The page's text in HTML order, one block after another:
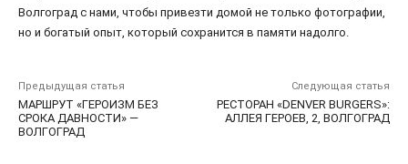
Волгоград с нами, чтобы привезти домой не только фотографии,
но и богатый опыт, который сохранится в памяти надолго.
Предыдущая статья
МАРШРУТ «ГЕРОИЗМ БЕЗ
СРОКА ДАВНОСТИ» —
ВОЛГОГРАД
Следующая статья
РЕСТОРАН «DENVER BURGERS»:
АЛЛЕЯ ГЕРОЕВ, 2, ВОЛГОГРАД